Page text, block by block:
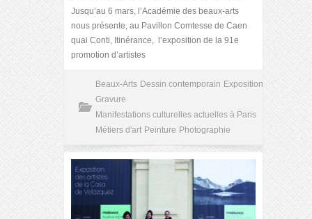
Jusqu’au 6 mars, l’Académie des beaux-arts
nous présente, au Pavillon Comtesse de Caen
quai Conti, Itinérance, l’exposition de la 91e
promotion d’artistes
Beaux-Arts Dessin contemporain Exposition
Gravure
Manifestations culturelles actuelles à Paris
Métiers d'art Peinture Photographie